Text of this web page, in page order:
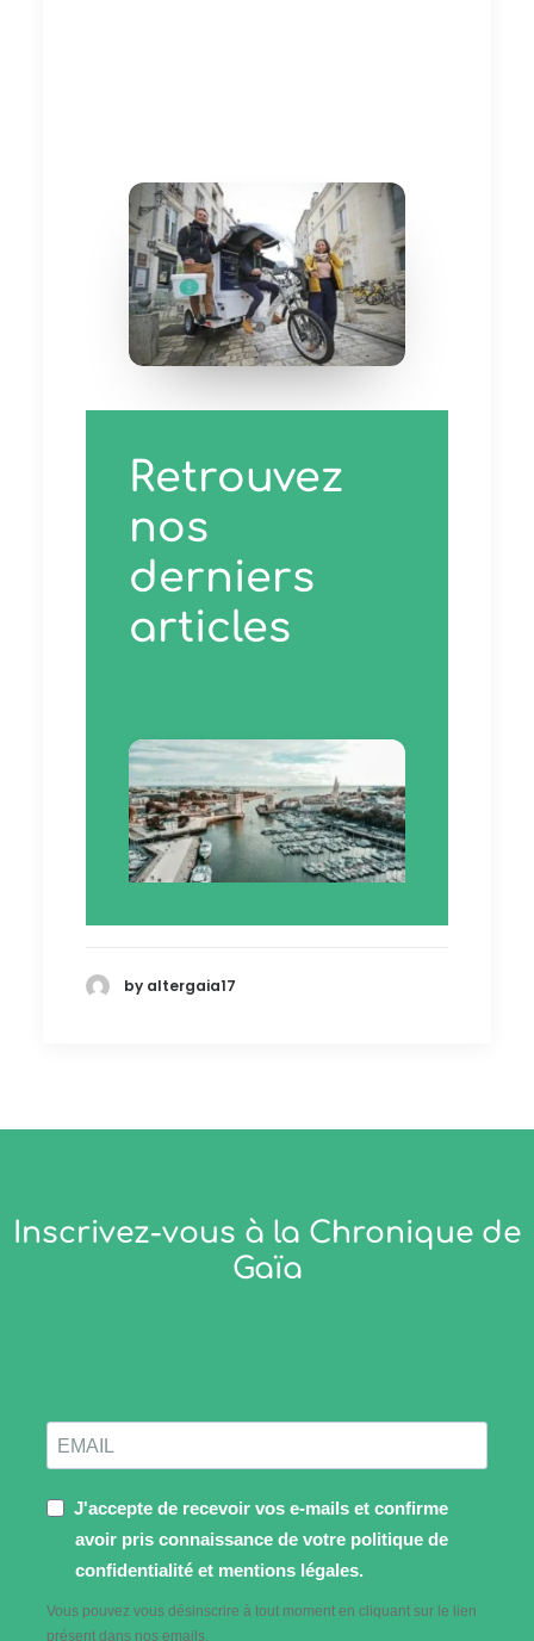
Retrouvez
nos
derniers
articles
La Rochelle : en route
by altergaia17
Inscrivez-vous à la Chronique de
Gaïa
J'accepte de recevoir vos e-mails et confirme
avoir pris connaissance de votre politique de
confidentialité et mentions légales.
Vous pouvez vous désinscrire à tout moment en cliquant sur le lien
présent dans nos emails.